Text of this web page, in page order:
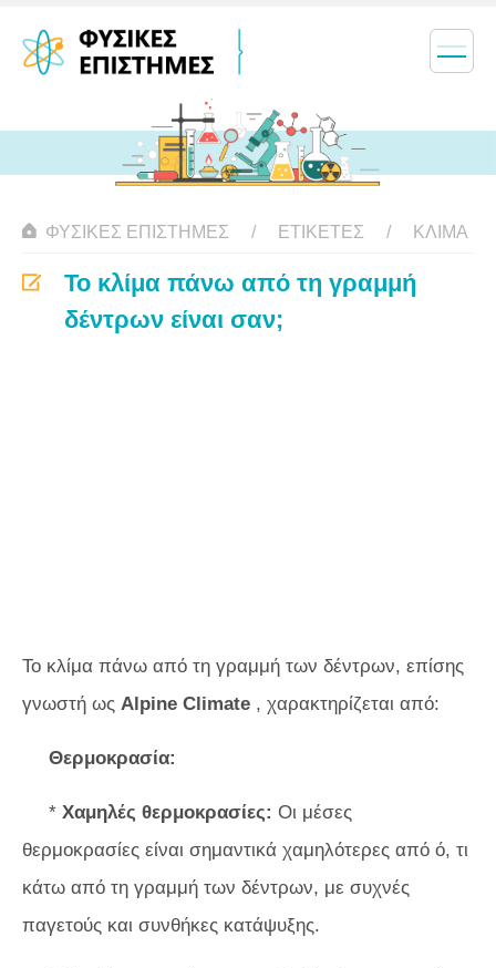
ΦΥΣΙΚΈΣ ΕΠΙΣΤΉΜΕΣ ΕΤΙΚΈΤΕΣ ΚΛΊΜΑ
Το κλίμα πάνω από τη γραμμή
δέντρων είναι σαν;
Το κλίμα πάνω από τη γραμμή των δέντρων, επίσης
γνωστή ως Alpine Climate , χαρακτηρίζεται από:
Θερμοκρασία:
* Χαμηλές θερμοκρασίες: Οι μέσες
θερμοκρασίες είναι σημαντικά χαμηλότερες από ό, τι
κάτω από τη γραμμή των δέντρων, με συχνές
παγετούς και συνθήκες κατάψυξης.